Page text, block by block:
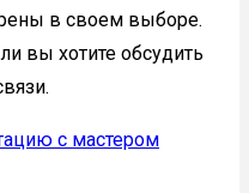
в своем выборе.
вы хотите обсудить
с мастером